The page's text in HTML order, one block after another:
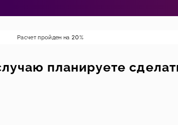
Расчет пройден на 20%
планируете